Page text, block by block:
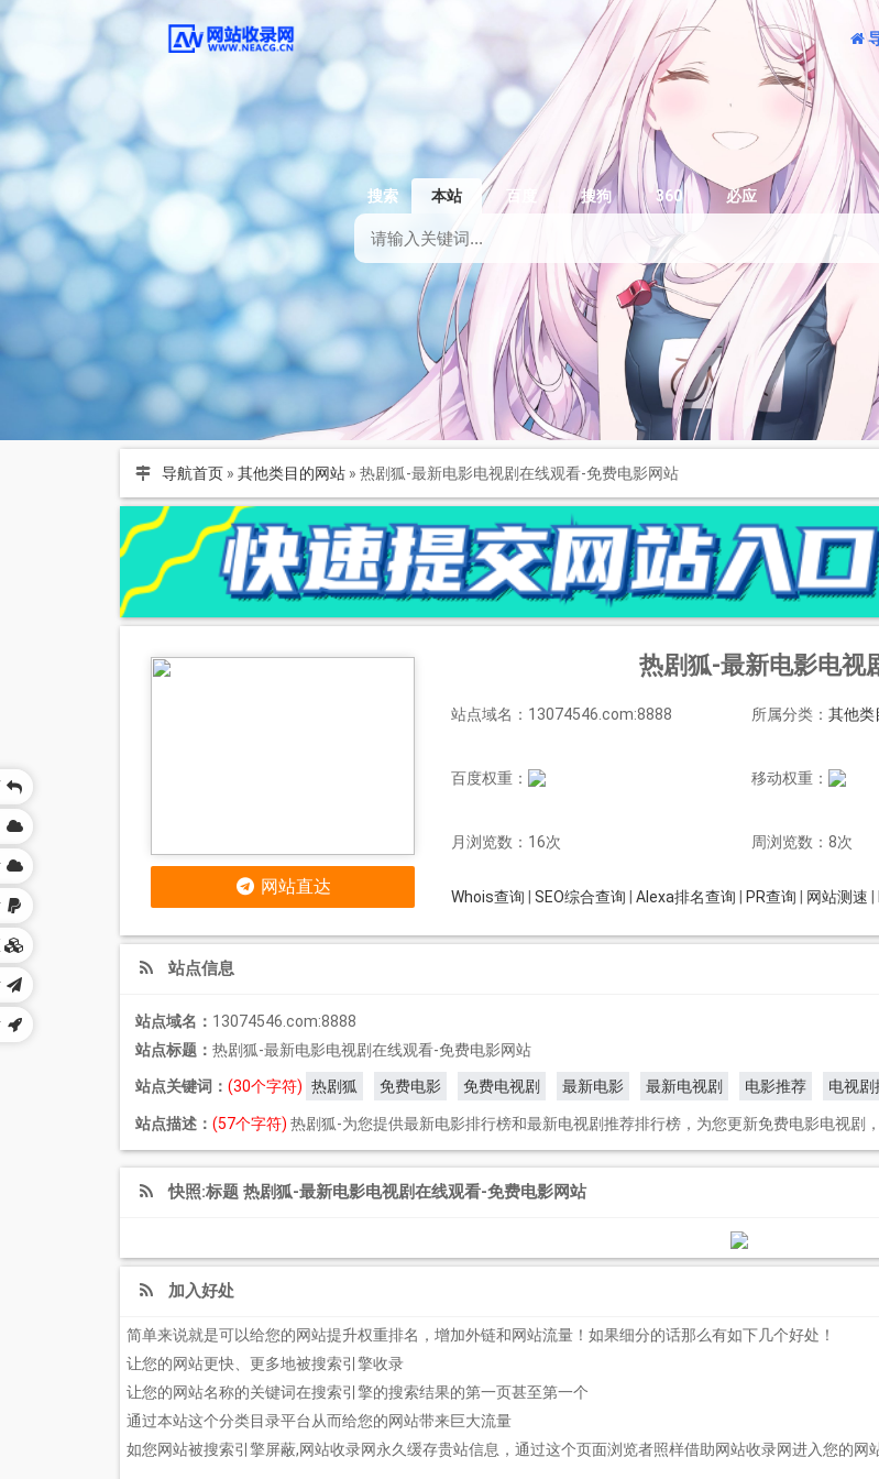
搜索 本站 百度 搜狗 360 必应
导航首页» 其他类目的网站» 热剧狐-最新电影电视剧在线观看-免费电影网站
热剧狐-最新电影电视
站点域名：13074546.com:8888 所属分类：其他类
百度权重： 移动权重：
月浏览数：16次 周浏览数：8次
Whois查询 SEO综合查询 Alexa排名查询 PR查询 网站测速
网站直达
站点信息
站点域名： 13074546.com:8888
站点标题： 热剧狐-最新电影电视剧在线观看-免费电影网站
站点关键词： (30个字符) 热剧狐 免费电影 免费电视剧 最新电影 最新电视剧 电影推荐 电视剧
站点描述： (57个字符) 热剧狐-为您提供最新电影排行榜和最新电视剧推荐排行榜，为您更新免费电影电视剧
快照:标题 热剧狐-最新电影电视剧在线观看-免费电影网站
加入好处
简单来说就是可以给您的网站提升权重排名，增加外链和网站流量！如果细分的话那么有如下几个好处！
让您的网站更快、更多地被搜索引擎收录
让您的网站名称的关键词在搜索引擎的搜索结果的第一页甚至第一个
通过本站这个分类目录平台从而给您的网站带来巨大流量
如您网站被搜索引擎屏蔽,网站收录网永久缓存贵站信息，通过这个页面浏览者照样借助网站收录网进入您的网